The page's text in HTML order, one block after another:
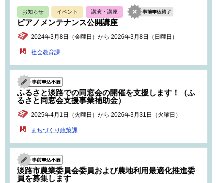
お知らせ イベント 講演・講座
ピアノメンテナンス公開講座
2024年3月8日（金曜日）から 2026年3月8日（日曜日）
社会教育課
ふるさと淡路での同窓会の開催を支援します！（ふ
るさと同窓会支援事業補助金）
2025年4月1日（火曜日）から 2026年3月31日（火曜日）
まちづくり政策課
淡路市農業委員会委員および農地利用最適化推進委
員を募集します